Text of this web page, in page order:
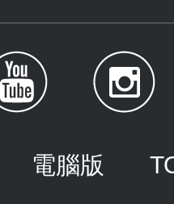
電腦版